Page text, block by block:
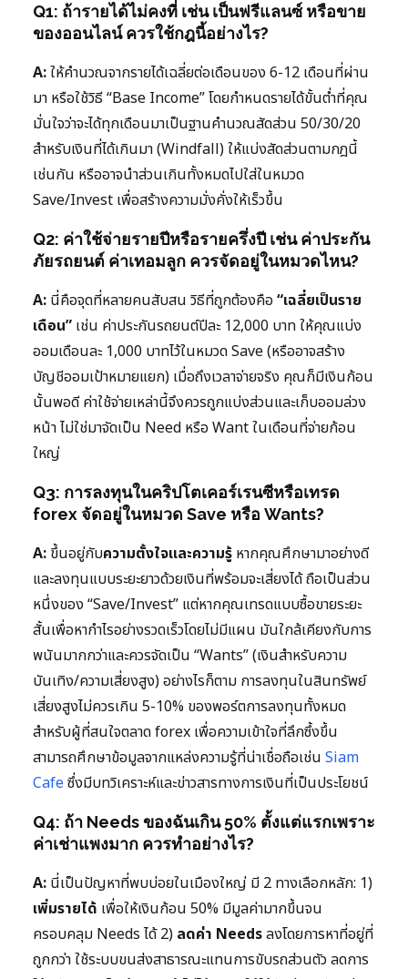
Q1: ถ้ารายได้ไม่คงที่ เช่น เป็นฟรีแลนซ์ หรือขาย
ของออนไลน์ ควรใช้กฎนี้อย่างไร?
A:ให้คำนวณจากรายได้เฉลี่ยต่อเดือนของ 6-12 เดือนที่ผ่าน
มา หรือใช้วิธี “Base Income” โดยกำหนดรายได้ขั้นต่ำที่คุณ
มั่นใจว่าจะได้ทุกเดือนมาเป็นฐานคำนวณสัดส่วน 50/30/20
สำหรับเงินที่ได้เกินมา (Windfall) ให้แบ่งสัดส่วนตามกฎนี้
เช่นกัน หรืออาจนำส่วนเกินทั้งหมดไปใส่ในหมวด
Save/Invest เพื่อสร้างความมั่งคั่งให้เร็วขึ้น
Q2: ค่าใช้จ่ายรายปีหรือรายครึ่งปี เช่น ค่าประกัน
ภัยรถยนต์ ค่าเทอมลูก ควรจัดอยู่ในหมวดไหน?
A: นี่คือจุดที่หลายคนสับสน วิธีที่ถูกต้องคือ “เฉลี่ยเป็นราย
เดือน” เช่น ค่าประกันรถยนต์ปีละ 12,000 บาท ให้คุณแบ่ง
ออมเดือนละ 1,000 บาทไว้ในหมวด Save (หรืออาจสร้าง
บัญชีออมเป้าหมายแยก) เมื่อถึงเวลาจ่ายจริง คุณก็มีเงินก้อน
นั้นพอดี ค่าใช้จ่ายเหล่านี้จึงควรถูกแบ่งส่วนและเก็บออมล่วง
หน้า ไม่ใช่มาจัดเป็น Need หรือ Want ในเดือนที่จ่ายก้อน
ใหญ่
Q3: การลงทุนในคริปโตเคอร์เรนซีหรือเทรด
forex จัดอยู่ในหมวด Save หรือ Wants?
A: ขึ้นอยู่กับความตั้งใจและความรู้ หากคุณศึกษามาอย่างดี
และลงทุนแบบระยะยาวด้วยเงินที่พร้อมจะเสี่ยงได้ ถือเป็นส่วน
หนึ่งของ “Save/Invest” แต่หากคุณเทรดแบบซื้อขายระยะ
สั้นเพื่อหากำไรอย่างรวดเร็วโดยไม่มีแผน มันใกล้เคียงกับการ
พนันมากกว่าและควรจัดเป็น “Wants” (เงินสำหรับความ
บันเทิง/ความเสี่ยงสูง) อย่างไรก็ตาม การลงทุนในสินทรัพย์
เสี่ยงสูงไม่ควรเกิน 5-10% ของพอร์ตการลงทุนทั้งหมด
สำหรับผู้ที่สนใจตลาด forex เพื่อความเข้าใจที่ลึกซึ้งขึ้น
สามารถศึกษาข้อมูลจากแหล่งความรู้ที่น่าเชื่อถือเช่น Siam
Cafeซึ่งมีบทวิเคราะห์และข่าวสารทางการเงินที่เป็นประโยชน์
Q4: ถ้า Needs ของฉันเกิน 50% ตั้งแต่แรกเพราะ
ค่าเช่าแพงมาก ควรทำอย่างไร?
A: นี่เป็นปัญหาที่พบบ่อยในเมืองใหญ่ มี 2 ทางเลือกหลัก: 1)
เพิ่มรายได้ เพื่อให้เงินก้อน 50% มีมูลค่ามากขึ้นจน
ครอบคลุม Needs ได้ 2) ลดค่า Needsลงโดยการหาที่อยู่ที่
ถูกกว่า ใช้ระบบขนส่งสาธารณะแทนการขับรถส่วนตัว ลดการ